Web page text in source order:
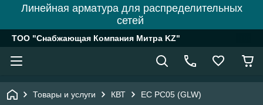
Линейная арматура для распределительных
сетей
ТОО "Снабжающая Компания Митра KZ"
Товары и услуги КВТ EC PC05 (GLW)